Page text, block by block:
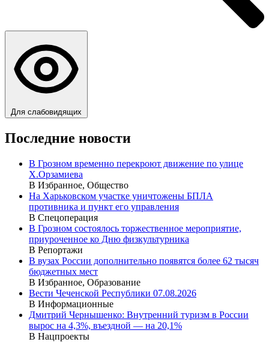
Для слабовидящих
Последние новости
В Грозном временно перекроют движение по улице
Х.Орзамиева
В Избранное, Общество
На Харьковском участке уничтожены БПЛА
противника и пункт его управления
В Спецоперация
В Грозном состоялось торжественное мероприятие,
приуроченное ко Дню физкультурника
В Репортажи
В вузах России дополнительно появятся более 62 тысяч
бюджетных мест
В Избранное, Образование
Вести Чеченской Республики 07.08.2026
В Информационные
Дмитрий Чернышенко: Внутренний туризм в России
вырос на 4,3%, въездной — на 20,1%
В Нацпроекты